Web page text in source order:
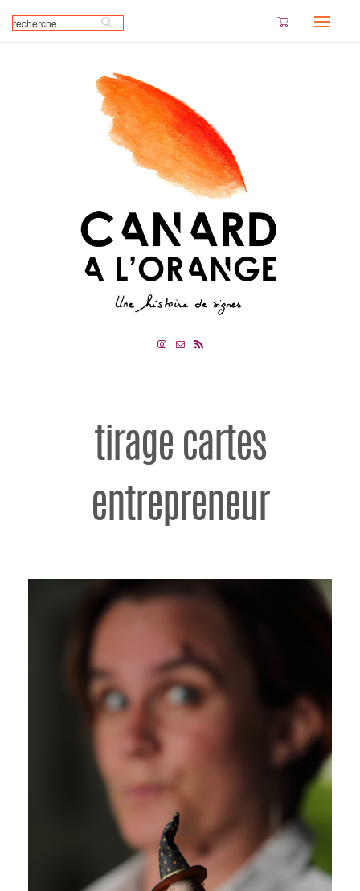
tirage cartes
entrepreneur